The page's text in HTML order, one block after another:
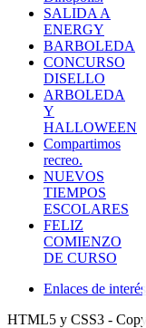
SALIDA A
ENERGY
BARBOLEDA
CONCURSO
DISELLO
ARBOLEDA
Y
HALLOWEEN
Compartimos
recreo.
NUEVOS
TIEMPOS
ESCOLARES
FELIZ
COMIENZO
DE CURSO
Enlaces de interés
HTML5 y CSS3 -